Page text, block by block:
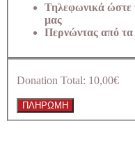
Τηλεφωνικά ώστε
μας
Περνώντας από τα
Donation Total: 10,00€